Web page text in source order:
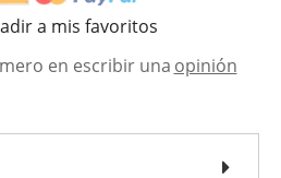
a mis favoritos
en escribir una opinión